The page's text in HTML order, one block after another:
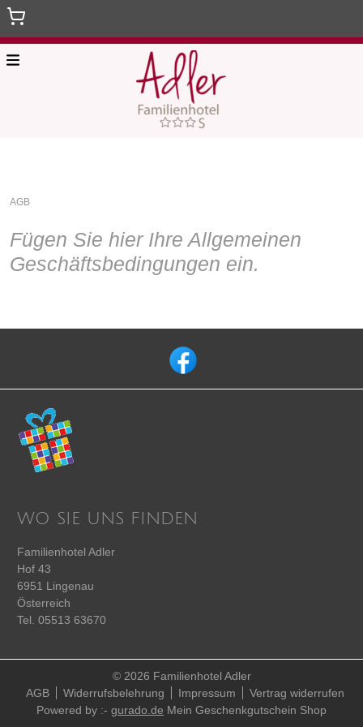
Menu
Zurück zur Hauptseite
AGB
Fügen Sie hier Ihre Allgemeinen
Geschäftsbedingungen ein.
WO SIE UNS FINDEN
Familienhotel Adler
Hof 43
6951 Lingenau
Österreich
Tel. 05513 63670
© 2026 Familienhotel Adler
AGB
Widerrufsbelehrung Impressum
Vertrag widerrufen
Powered by :- gurado.de Mein Geschenkgutschein Shop